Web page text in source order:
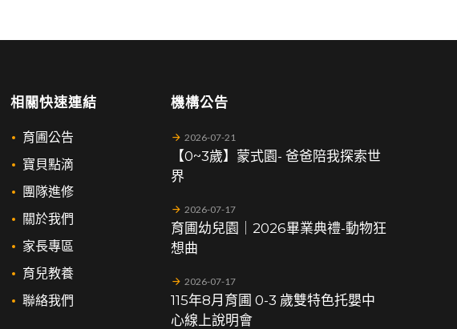
機構公告
2026-07-21
【0~3歲】蒙式園- 爸爸陪我探索世
界
2026-07-17
育圃幼兒園｜2026畢業典禮-動物狂
想曲
2026-07-17
115年8月育圃 0-3 歲雙特色托嬰中
心線上說明會
相關快速連結
育圃公告
寶貝點滴
團隊進修
關於我們
家長專區
育兒教養
聯絡我們